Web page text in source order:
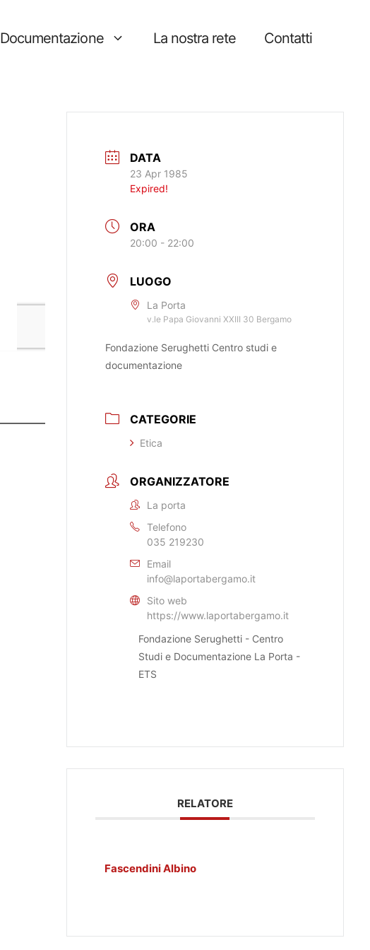
Documentazione La nostra rete Contatti
DATA
23 Apr 1985
Expired!
ORA
20:00 - 22:00
LUOGO
La Porta
v.le Papa Giovanni XXIII 30 Bergamo
Fondazione Serughetti Centro studi e
documentazione
CATEGORIE
Etica
ORGANIZZATORE
La porta
Telefono
035 219230
Email
info@laportabergamo.it
Sito web
https://www.laportabergamo.it
Fondazione Serughetti - Centro
Studi e Documentazione La Porta -
ETS
RELATORE
Fascendini Albino